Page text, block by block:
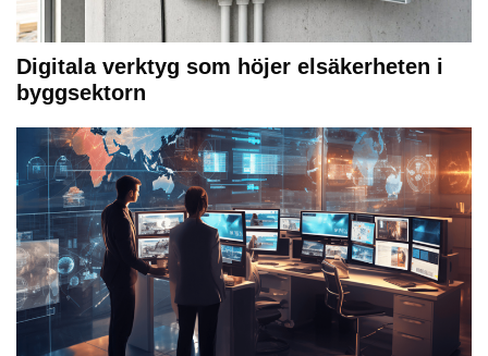
Digitala verktyg som höjer elsäkerheten i
byggsektorn